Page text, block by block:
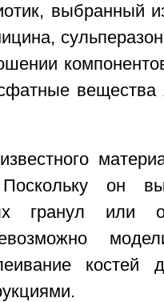
выбранный
вещества
он
гранул или